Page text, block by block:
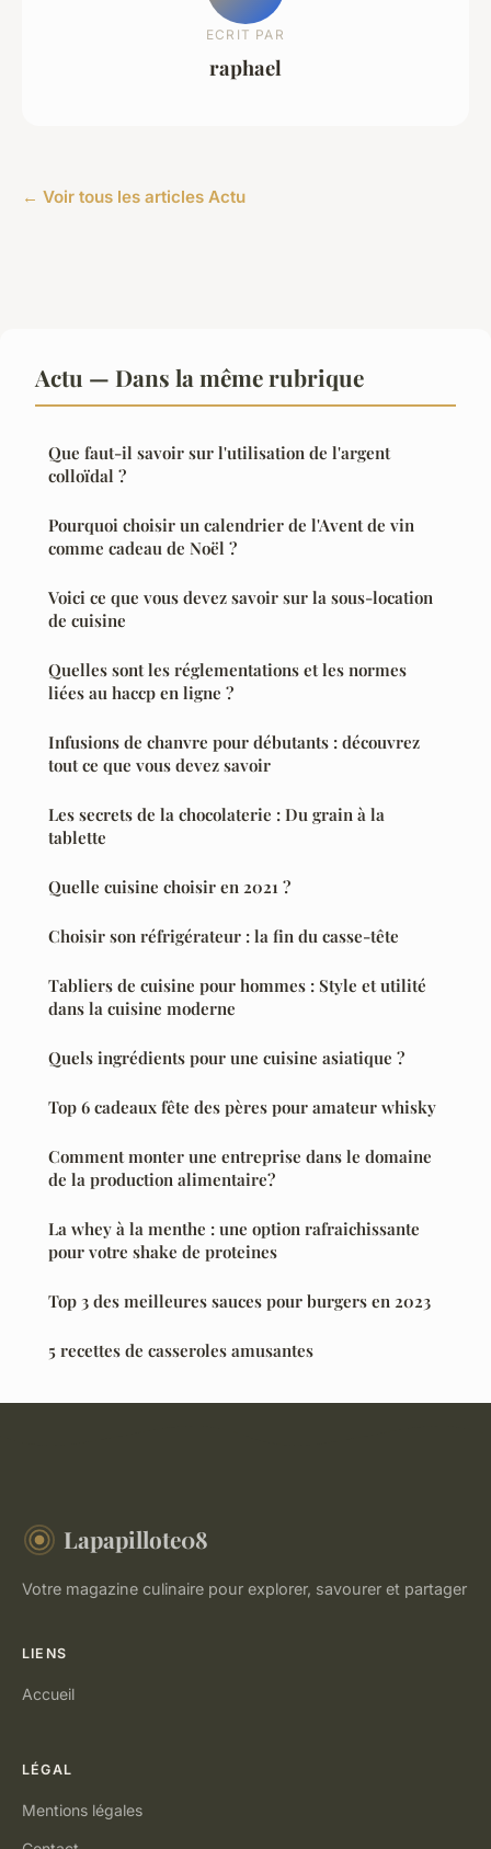
ECRIT PAR
raphael
← Voir tous les articles Actu
Actu — Dans la même rubrique
Que faut-il savoir sur l'utilisation de l'argent
colloïdal ?
Pourquoi choisir un calendrier de l'Avent de vin
comme cadeau de Noël ?
Voici ce que vous devez savoir sur la sous-location
de cuisine
Quelles sont les réglementations et les normes
liées au haccp en ligne ?
Infusions de chanvre pour débutants : découvrez
tout ce que vous devez savoir
Les secrets de la chocolaterie : Du grain à la
tablette
Quelle cuisine choisir en 2021 ?
Choisir son réfrigérateur : la fin du casse-tête
Tabliers de cuisine pour hommes : Style et utilité
dans la cuisine moderne
Quels ingrédients pour une cuisine asiatique ?
Top 6 cadeaux fête des pères pour amateur whisky
Comment monter une entreprise dans le domaine
de la production alimentaire?
La whey à la menthe : une option rafraichissante
pour votre shake de proteines
Top 3 des meilleures sauces pour burgers en 2023
5 recettes de casseroles amusantes
Lapapillote08
Votre magazine culinaire pour explorer, savourer et partager
LIENS
Accueil
LÉGAL
Mentions légales